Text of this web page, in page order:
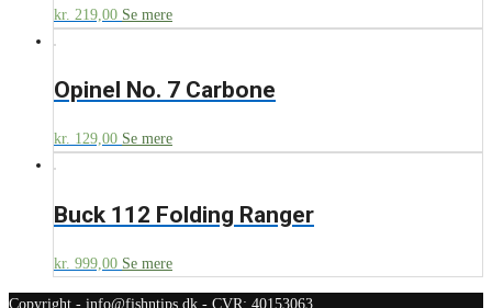
kr. 219,00 Se mere
Opinel No. 7 Carbone
kr. 129,00 Se mere
Buck 112 Folding Ranger
kr. 999,00 Se mere
Copyright - info@fishntips.dk - CVR: 40153063